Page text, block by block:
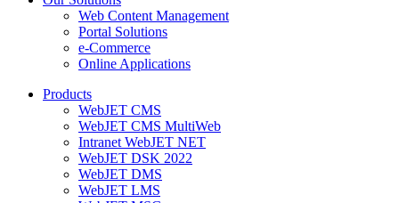
Web Content Management
Portal Solutions
e-Commerce
Online Applications
Products
WebJET CMS
WebJET CMS MultiWeb
Intranet WebJET NET
WebJET DSK 2022
WebJET DMS
WebJET LMS